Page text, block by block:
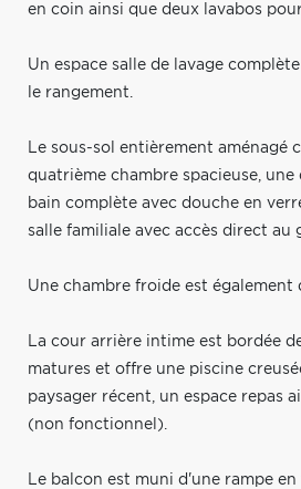
en coin ainsi que deux lavabos
Un espace salle de lavage
le rangement.
Le sous-sol entièrement aménagé
quatrième chambre spacieuse, une
bain complète avec douche en
salle familiale avec accès direct au
Une chambre froide est également
La cour arrière intime est bordée
matures et offre une piscine
paysager récent, un espace repas
(non fonctionnel).
Le balcon est muni d'une rampe